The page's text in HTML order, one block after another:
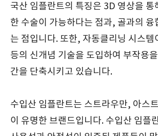
국산 임플란트의 특징은 3D 영상을 통
한 수술이 가능하다는 점과, 골과의 융
는 점입니다. 또한, 자동클리닝 시스템
등의 신개념 기술을 도입하여 부작용
간을 단축시키고 있습니다.
수입산 임플란트는 스트라우만, 아스
이 유명한 브랜드입니다. 수입산 임플